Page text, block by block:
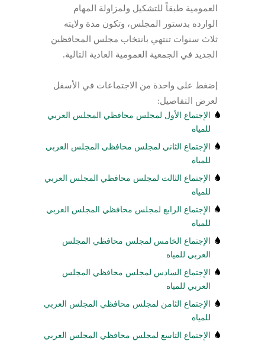
العمومية طبقاً للتشكيل ولمزاولة المهام
الوارده بدستور المجلس، وتكون مدة ولايته
ثلاث سنوات تنتهي بانتخاب مجلس المحافظين
الجديد في الجمعية العمومية العادية التالية.
إضغط على واحدة من الاجتماعات في الأسفل
لعرض التفاصيل:
الإجتماع الأول لمجلس محافظي المجلس العربي
للمياه
الإجتماع الثاني لمجلس محافظي المجلس العربي
للمياه
الإجتماع الثالث لمجلس محافظي المجلس العربي
للمياه
الإجتماع الرابع لمجلس محافظي المجلس العربي
للمياه
الإجتماع الخامس لمجلس محافظي المجلس
العربي للمياه
الإجتماع السادس لمجلس محافظي المجلس
العربي للمياه
الإجتماع الثامن لمجلس محافظي المجلس العربي
للمياه
الإجتماع التاسع لمجلس محافظي المجلس العربي